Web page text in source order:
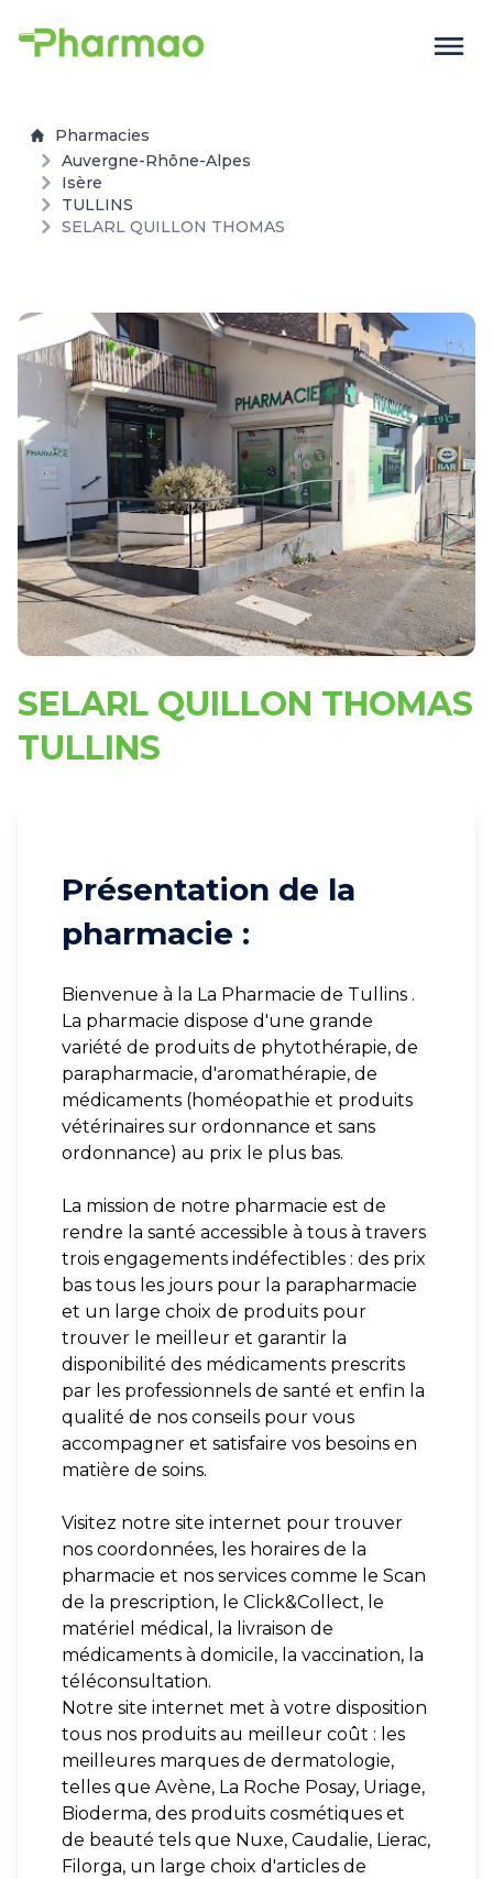
Pharmacies
Auvergne-Rhône-Alpes
Isère
TULLINS
SELARL QUILLON THOMAS
SELARL QUILLON THOMAS
TULLINS
Présentation de la
pharmacie :
Bienvenue à la La Pharmacie de Tullins .
La pharmacie dispose d'une grande
variété de produits de phytothérapie, de
parapharmacie, d'aromathérapie, de
médicaments (homéopathie et produits
vétérinaires sur ordonnance et sans
ordonnance) au prix le plus bas.
La mission de notre pharmacie est de
rendre la santé accessible à tous à travers
trois engagements indéfectibles : des prix
bas tous les jours pour la parapharmacie
et un large choix de produits pour
trouver le meilleur et garantir la
disponibilité des médicaments prescrits
par les professionnels de santé et enfin la
qualité de nos conseils pour vous
accompagner et satisfaire vos besoins en
matière de soins.
Visitez notre site internet pour trouver
nos coordonnées, les horaires de la
pharmacie et nos services comme le Scan
de la prescription, le Click&Collect, le
matériel médical, la livraison de
médicaments à domicile, la vaccination, la
téléconsultation.
Notre site internet met à votre disposition
tous nos produits au meilleur coût : les
meilleures marques de dermatologie,
telles que Avène, La Roche Posay, Uriage,
Bioderma, des produits cosmétiques et
de beauté tels que Nuxe, Caudalie, Lierac,
Filorga, un large choix d'articles de